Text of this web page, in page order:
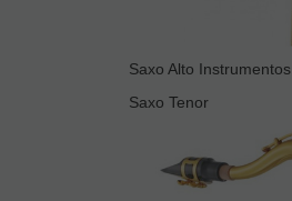
Saxo Alto Instrumentos
Saxo Tenor